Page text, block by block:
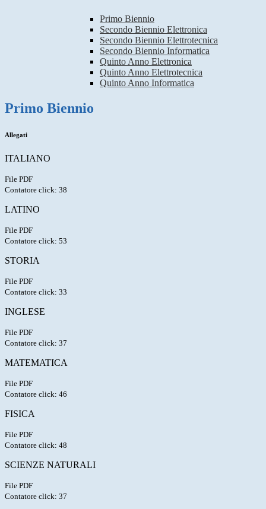
Primo Biennio
Secondo Biennio Elettronica
Secondo Biennio Elettrotecnica
Secondo Biennio Informatica
Quinto Anno Elettronica
Quinto Anno Elettrotecnica
Quinto Anno Informatica
Primo Biennio
Allegati
ITALIANO
File PDF
Contatore click: 38
LATINO
File PDF
Contatore click: 53
STORIA
File PDF
Contatore click: 33
INGLESE
File PDF
Contatore click: 37
MATEMATICA
File PDF
Contatore click: 46
FISICA
File PDF
Contatore click: 48
SCIENZE NATURALI
File PDF
Contatore click: 37